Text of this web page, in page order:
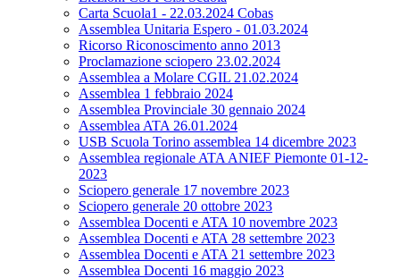
Carta Scuola1 - 22.03.2024 Cobas
Assemblea Unitaria Espero - 01.03.2024
Ricorso Riconoscimento anno 2013
Proclamazione sciopero 23.02.2024
Assemblea a Molare CGIL 21.02.2024
Assemblea 1 febbraio 2024
Assemblea Provinciale 30 gennaio 2024
Assemblea ATA 26.01.2024
USB Scuola Torino assemblea 14 dicembre 2023
Assemblea regionale ATA ANIEF Piemonte 01-12-
2023
Sciopero generale 17 novembre 2023
Sciopero generale 20 ottobre 2023
Assemblea Docenti e ATA 10 novembre 2023
Assemblea Docenti e ATA 28 settembre 2023
Assemblea Docenti e ATA 21 settembre 2023
Assemblea Docenti 16 maggio 2023